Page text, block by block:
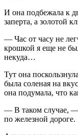
И она подбежала к
заперта, а золотой
— Час от часу не
крошкой я еще не
некуда…
Тут она
была соленая на
она подумала, что
— В таком случае,
по железной дороге.